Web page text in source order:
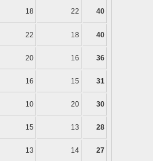
18 22 40
22 18 40
20 16 36
16 15 31
10 20 30
15 13 28
13 14 27